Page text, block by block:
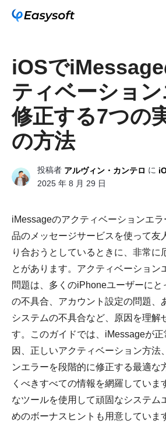
iOSで
ティベーショ
修正する7つの
の方法
投稿者 アルヴィン・カンテロ に
2025 年 8 月 29 日
iMessageのアクティベーションエ
品のメッセージサービスを使って友
り合おうとしているときに、非常に
とがあります。アクティベーション
問題は、多くのiPhoneユーザーにと
の不具合、アカウント設定の問題、
システムの不具合など、原因を理解
す。このガイドでは、iMessageが
因、正しいアクティベーション方法
ンエラーを段階的に修正する最適な
くべきすべての情報を網羅していま
なツールを使用して頑固なシステム
めのボーナスヒントも用意していま